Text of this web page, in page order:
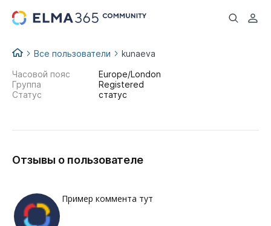
...
Все пользователи kunaeva
Часовой пояс
Europe/London
Группа
Registered
Статус
статус
Отзывы о пользователе
Пример коммента тут